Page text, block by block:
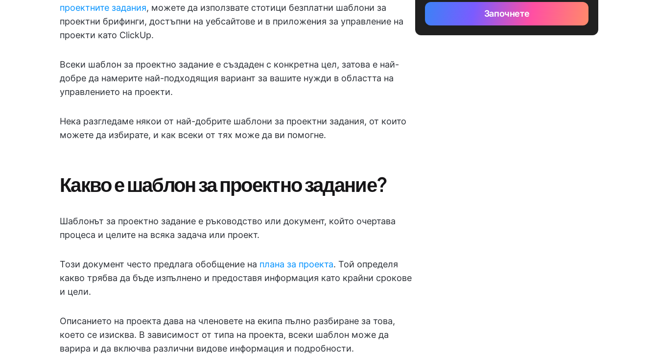
проектните задания, можете да използвате стотици безплатни шаблони за
проектни брифинги, достъпни на уебсайтове и в приложения за управление на
проекти като ClickUp.
Всеки шаблон за проектно задание е създаден с конкретна цел, затова е най-
добре да намерите най-подходящия вариант за вашите нужди в областта на
управлението на проекти.
Нека разгледаме някои от най-добрите шаблони за проектни задания, от които
можете да избирате, и как всеки от тях може да ви помогне.
Какво е шаблон за проектно задание?
Шаблонът за проектно задание е ръководство или документ, който очертава
процеса и целите на всяка задача или проект.
Този документ често предлага обобщение на плана за проекта. Той определя
какво трябва да бъде изпълнено и предоставя информация като крайни срокове
и цели.
Описанието на проекта дава на членовете на екипа пълно разбиране за това,
което се изисква. В зависимост от типа на проекта, всеки шаблон може да
варира и да включва различни видове информация и подробности.
Започнете